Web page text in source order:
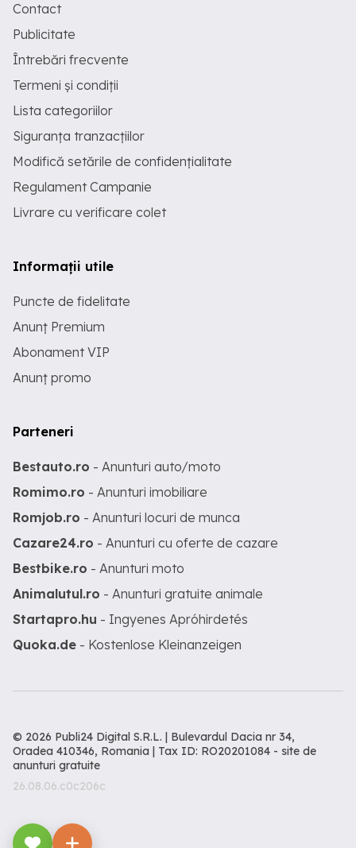
Contact
Publicitate
Întrebări frecvente
Termeni și condiții
Lista categoriilor
Siguranța tranzacțiilor
Modifică setările de confidențialitate
Regulament Campanie
Livrare cu verificare colet
Informații utile
Puncte de fidelitate
Anunț Premium
Abonament VIP
Anunț promo
Parteneri
Bestauto.ro - Anunturi auto/moto
Romimo.ro - Anunturi imobiliare
Romjob.ro - Anunturi locuri de munca
Cazare24.ro - Anunturi cu oferte de cazare
Bestbike.ro - Anunturi moto
Animalutul.ro - Anunturi gratuite animale
Startapro.hu - Ingyenes Apróhirdetés
Quoka.de - Kostenlose Kleinanzeigen
© 2026 Publi24 Digital S.R.L. | Bulevardul Dacia nr 34,
Oradea 410346, Romania | Tax ID: RO20201084 - site de
anunturi gratuite
26.08.06.c0c206c